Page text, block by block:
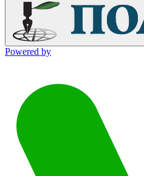
Powered by